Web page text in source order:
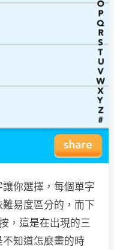
你選擇，每個單字
易度區分的，而下
，這是在出現的三
知道怎麼畫的時